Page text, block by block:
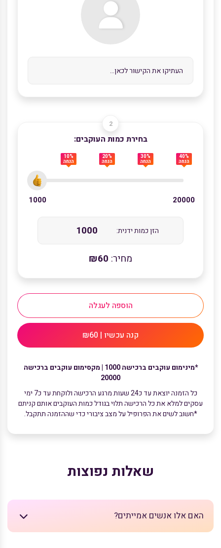
בחירת כמות העוקבים:
20000
1000
10%
הנחה
20%
הנחה
30%
הנחה
40%
הנחה
הזן כמות ידנית:
מחיר: ₪60
הוספה לעגלה
קנה עכשיו | ₪60
*מינימום עוקבים ברכישה 1000 | מקסימום עוקבים ברכישה
20000
כל הזמנה יוצאת עד כ24 שעות מרגע הרכישה ולוקחת עד כ7 ימי
עסקים למלא את כל הרכישה תלוי בגודל כמות העוקבים אותם קניתם
*חשוב לשים את הפרופיל על מצב ציבורי כדי שההזמנה תתקבל.
שאלות נפוצות
האם אלו אנשים אמייתים?